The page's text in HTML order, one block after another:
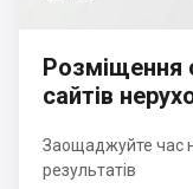
Розміщення
сайтів
Заощаджуйте час
результатів